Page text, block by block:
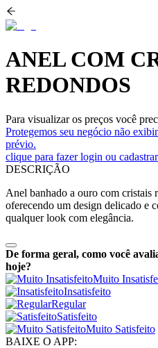
ANEL COM
REDONDOS
Para visualizar os preços você
Protegemos seu negócio não
prévio.
clique para fazer login ou cadastrar
DESCRIÇÃO
Anel banhado a ouro com cristais
oferecendo um design delicado e
qualquer look com elegância.
De forma geral, como você
hoje?
Muito
Insatisfeito
Regular
Satisfeito
Muito Satisfeito
BAIXE O APP: